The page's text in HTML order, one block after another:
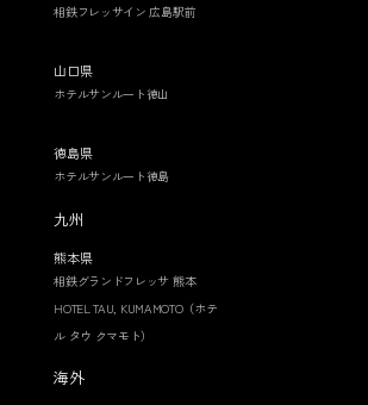
相鉄フレッサイン 広島駅前
山口県
ホテルサンルート徳山
徳島県
ホテルサンルート徳島
九州
熊本県
相鉄グランドフレッサ 熊本
HOTEL TAU, KUMAMOTO（ホテ
ル タウ クマモト）
海外